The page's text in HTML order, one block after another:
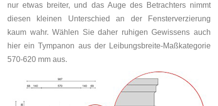
nur etwas breiter, und das Auge des Betrachters nimmt
diesen kleinen Unterschied an der Fensterverzierung
kaum wahr. Wählen Sie daher ruhigen Gewissens auch
hier ein Tympanon aus der Leibungsbreite-Maßkategorie
570-620 mm aus.